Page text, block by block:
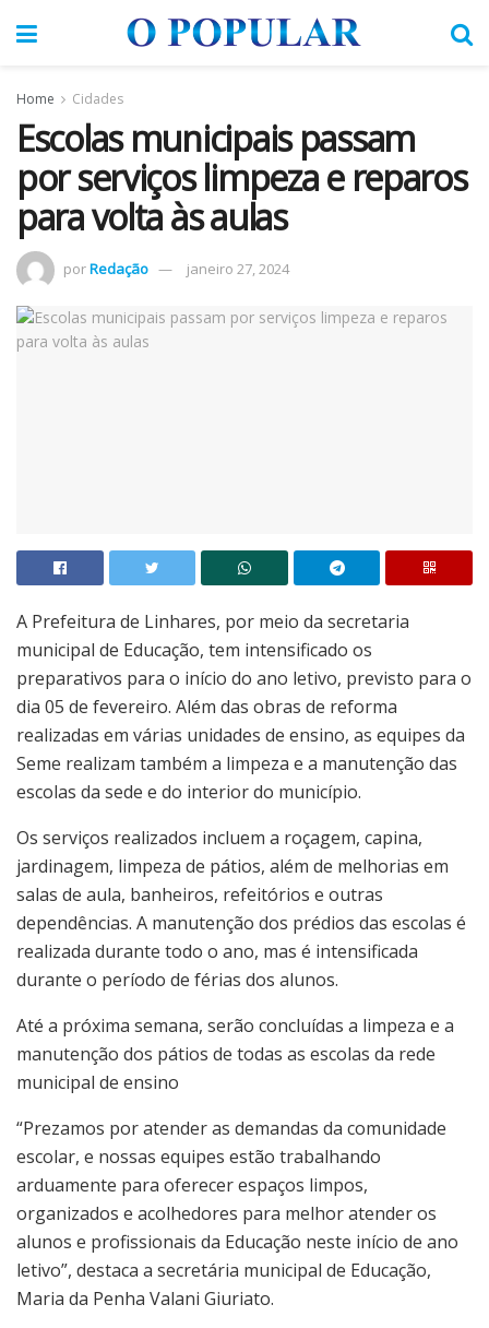
Home Cidades
Escolas municipais passam
por serviços limpeza e reparos
para volta às aulas
porRedação janeiro 27, 2024
A Prefeitura de Linhares, por meio da secretaria
municipal de Educação, tem intensificado os
preparativos para o início do ano letivo, previsto para o
dia 05 de fevereiro. Além das obras de reforma
realizadas em várias unidades de ensino, as equipes da
Seme realizam também a limpeza e a manutenção das
escolas da sede e do interior do município.
Os serviços realizados incluem a roçagem, capina,
jardinagem, limpeza de pátios, além de melhorias em
salas de aula, banheiros, refeitórios e outras
dependências. A manutenção dos prédios das escolas é
realizada durante todo o ano, mas é intensificada
durante o período de férias dos alunos.
Até a próxima semana, serão concluídas a limpeza e a
manutenção dos pátios de todas as escolas da rede
municipal de ensino
“Prezamos por atender as demandas da comunidade
escolar, e nossas equipes estão trabalhando
arduamente para oferecer espaços limpos,
organizados e acolhedores para melhor atender os
alunos e profissionais da Educação neste início de ano
letivo”, destaca a secretária municipal de Educação,
Maria da Penha Valani Giuriato.